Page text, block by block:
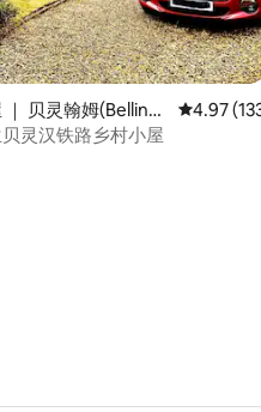
5 分），共 25 条评价
｜ 贝灵翰姆(Belling
平均评分
4.97
灵汉铁路乡村小屋